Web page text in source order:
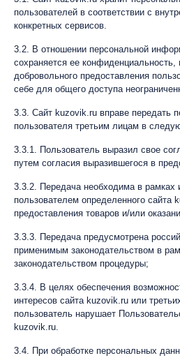
пользователей в соответствии с
конкретных сервисов.
3.2. В отношении персональной
сохраняется ее конфиденциальность,
добровольного предоставления
себе для общего доступа
3.3. Сайт kuzovik.ru вправе передать
пользователя третьим лицам в
3.3.1. Пользователь выразил свое
путем согласия выразившегося в
3.3.2. Передача необходима в рамках
пользователем определенного сайта
предоставления товаров и/или
3.3.3. Передача предусмотрена
применимым законодательством в
законодательством процедуры;
3.3.4. В целях обеспечения
интересов сайта kuzovik.ru или
пользователь нарушает
kuzovik.ru.
3.4. При обработке персональных